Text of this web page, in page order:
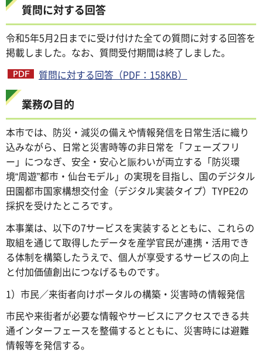
質問に対する回答
令和5年5月2日までに受け付けた全ての質問に対する回答を
掲載しました。なお、質問受付期間は終了しました。
質問に対する回答（PDF：158KB）
業務の目的
本市では、防災・減災の備えや情報発信を日常生活に織り
込みながら、日常と災害時等の非日常を「フェーズフリ
ー」につなぎ、安全・安心と賑わいが両立する「防災環
境“周遊”都市・仙台モデル」の実現を目指し、国のデジタル
田園都市国家構想交付金（デジタル実装タイプ）TYPE2の
採択を受けたところです。
本事業は、以下の7サービスを実装するとともに、これらの
取組を通じて取得したデータを産学官民が連携・活用でき
る体制を構築したうえで、個人が享受するサービスの向上
と付加価値創出につなげるものです。
1）市民／来街者向けポータルの構築・災害時の情報発信
市民や来街者が必要な情報やサービスにアクセスできる共
通インターフェースを整備するとともに、災害時には避難
情報等を発信する。